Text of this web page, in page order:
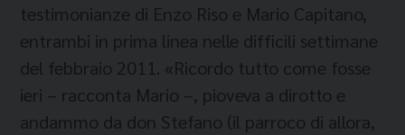
testimonianze di Enzo Riso e Mario Capitano,
entrambi in prima linea nelle difficili settimane
del febbraio 2011. «Ricordo tutto come fosse
ieri – racconta Mario –, pioveva a dirotto e
andammo da don Stefano (il parroco di allora,